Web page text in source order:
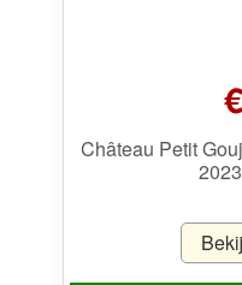
€
Château Petit